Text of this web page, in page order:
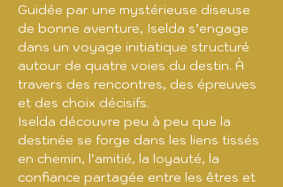
Guidée par une mystérieuse diseuse
de bonne aventure, Iselda s’engage
dans un voyage initiatique structuré
autour de quatre voies du destin. À
travers des rencontres, des épreuves
et des choix décisifs.
Iselda découvre peu à peu que la
destinée se forge dans les liens tissés
en chemin, l’amitié, la loyauté, la
confiance partagée entre les êtres et